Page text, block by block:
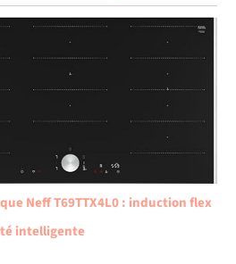
Neff T69TTX4L0 : induction flex
intelligente